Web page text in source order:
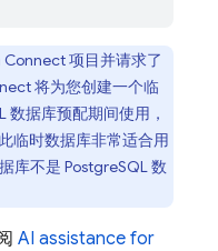
Connect项目并请求了
将为您创建一个临
数据库预配期间使用，
临时数据库非常适合用
库不是 PostgreSQL 数
AI assistance for